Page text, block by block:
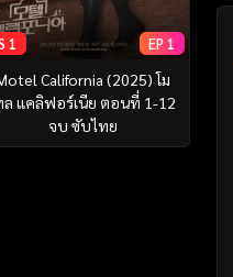
1 EP 1
California (2025) โม
ล แคลิฟอร์เนีย ตอนที่ 1-12
จบ ซับไทย